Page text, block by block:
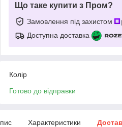
Що таке купити з Пром?
Замовлення під захистом
Доступна доставка
Колір
Готово до відправки
Характеристики